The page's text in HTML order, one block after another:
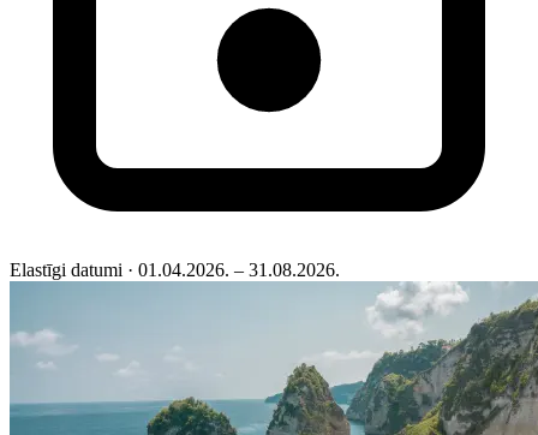
Elastīgi datumi · 01.04.2026. – 31.08.2026.